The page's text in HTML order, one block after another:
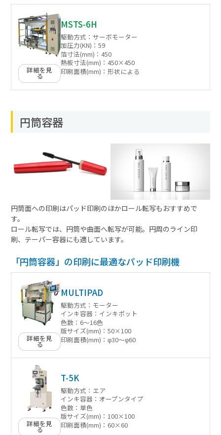
詳細を見
る
MSTS-6H
駆動方式：サーボモーター
加圧力(KN)：59
箔寸法(mm)： 450
熱板寸法(mm)： 450×450
印刷面積(mm)：形状による
円筒容器
円筒面への印刷はパッド印刷のほかロール転写もおすすめで
す。
ロール転写では、円筒や曲面へ転写が可能。円周のライン印
刷、テーパー容器にも適しています。
「円筒容器」の印刷に最適なパッド印刷機
詳細を見
る
MULTIPAD
駆動方式： モーター
インキ容器： インキポット
色数：6〜16色
版サイズ(mm)：50×100
印刷面積(mm)：φ30〜φ60
詳細を見
る
T-5K
駆動方式： エア
インキ容器： オープンタイプ
色数： 単色
版サイズ(mm)：100×100
印刷面積(mm)：60×60